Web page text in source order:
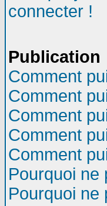
connecter !
Publication
Comment
Comment
Comment
Comment
Comment
Pourquoi ne
Pourquoi ne